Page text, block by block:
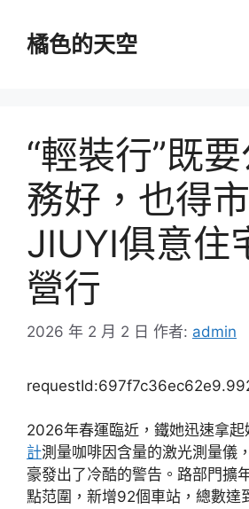
橘色的天空
“輕裝行”既
務好，也得
JIUYI俱意住
營行
2026 年 2 月 2 日 作者: admin
2026年春運臨近，鐵她迅速拿起
計測量咖啡因含量的激光測量儀
豪發出了冷酷的警告。路部門擴
點范圍，新增92個車站，總數達